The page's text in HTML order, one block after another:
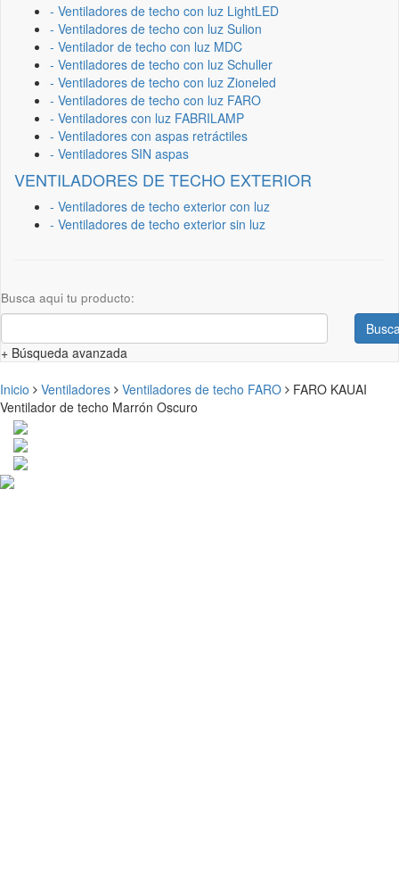
- Ventiladores de techo con luz LightLED
- Ventiladores de techo con luz Sulion
- Ventilador de techo con luz MDC
- Ventiladores de techo con luz Schuller
- Ventiladores de techo con luz Zioneled
- Ventiladores de techo con luz FARO
- Ventiladores con luz FABRILAMP
- Ventiladores con aspas retráctiles
- Ventiladores SIN aspas
VENTILADORES DE TECHO EXTERIOR
- Ventiladores de techo exterior con luz
- Ventiladores de techo exterior sin luz
Busca aqui tu producto:
+ Búsqueda avanzada
Inicio Ventiladores Ventiladores de techo FARO
FARO KAUAI
Ventilador de techo Marrón Oscuro